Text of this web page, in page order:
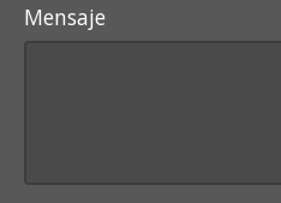
Mensaje